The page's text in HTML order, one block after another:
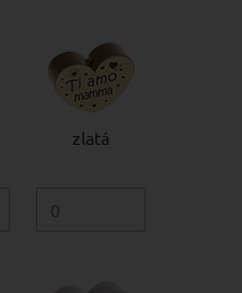
zlatá